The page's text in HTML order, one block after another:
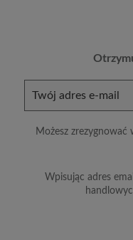
Możesz zrezygnować
Wpisując adres